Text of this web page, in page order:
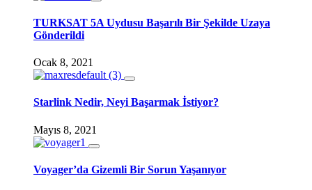
TURKSAT 5A Uydusu Başarılı Bir Şekilde Uzaya
Gönderildi
Ocak 8, 2021
Starlink Nedir, Neyi Başarmak İstiyor?
Mayıs 8, 2021
Voyager’da Gizemli Bir Sorun Yaşanıyor